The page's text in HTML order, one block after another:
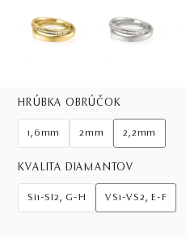
HRÚBKA OBRÚČOK
1,6mm 2mm 2,2mm
KVALITA DIAMANTOV
Si1-SI2, G-H VS1-VS2, E-F